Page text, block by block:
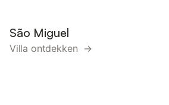
São Miguel
Villa ontdekken →